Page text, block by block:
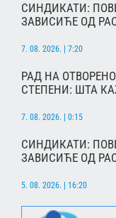
СИНДИКАТИ:
ЗАВИСИЋЕ ОД
7. 08. 2026. | 7:20
РАД НА
СТЕПЕНИ: ШТА
7. 08. 2026. | 0:15
СИНДИКАТИ:
ЗАВИСИЋЕ ОД
5. 08. 2026. | 16:20